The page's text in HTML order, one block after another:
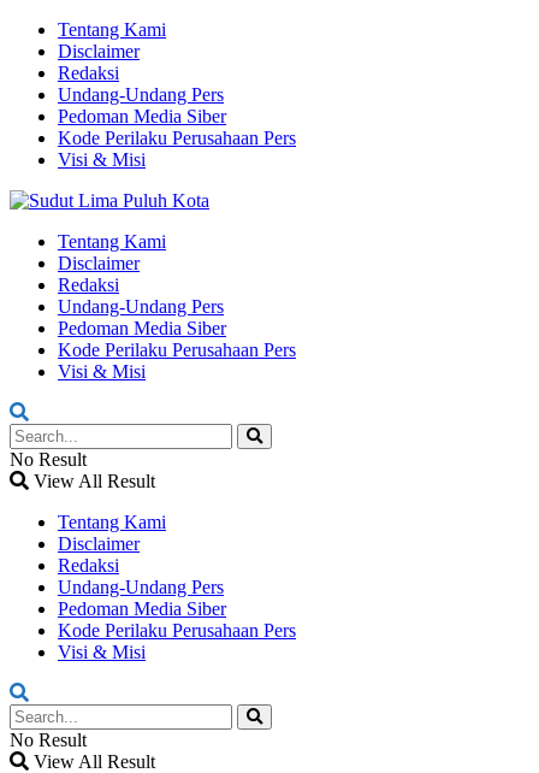
Tentang Kami
Disclaimer
Redaksi
Undang-Undang Pers
Pedoman Media Siber
Kode Perilaku Perusahaan Pers
Visi & Misi
Tentang Kami
Disclaimer
Redaksi
Undang-Undang Pers
Pedoman Media Siber
Kode Perilaku Perusahaan Pers
Visi & Misi
No Result
View All Result
Tentang Kami
Disclaimer
Redaksi
Undang-Undang Pers
Pedoman Media Siber
Kode Perilaku Perusahaan Pers
Visi & Misi
No Result
View All Result